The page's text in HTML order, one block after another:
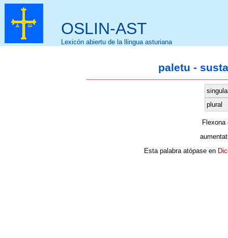
OSLIN-AST
Lexicón abiertu de la llingua asturiana
paletu -
plural
Esta palabra atópase en